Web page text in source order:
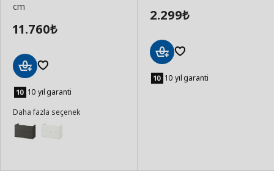
cm
11.760₺
Ekle 10 yıl garanti
Daha fazla seçenek
2.299₺
Ekle 10 yıl garanti